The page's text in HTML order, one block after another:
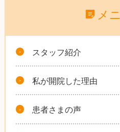
メ
スタッフ紹介
私が開院した理由
患者さまの声